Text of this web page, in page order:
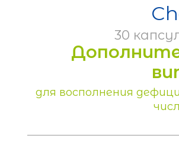
30
для восполнения